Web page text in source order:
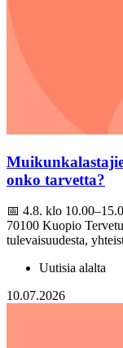
onko tarvetta?
📅 4.8. klo
70100 Kuopio
tulevaisuudesta,
Uutisia alalta
10.07.2026